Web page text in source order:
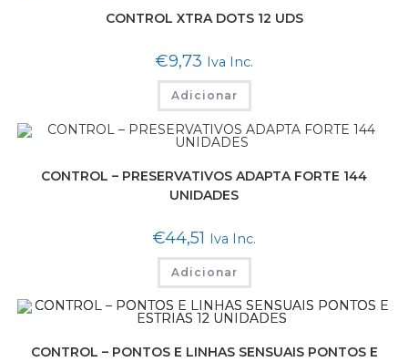
CONTROL XTRA DOTS 12 UDS
€9,73 Iva Inc.
Adicionar
CONTROL – PRESERVATIVOS ADAPTA FORTE 144
UNIDADES
€44,51 Iva Inc.
Adicionar
CONTROL – PONTOS E LINHAS SENSUAIS PONTOS E